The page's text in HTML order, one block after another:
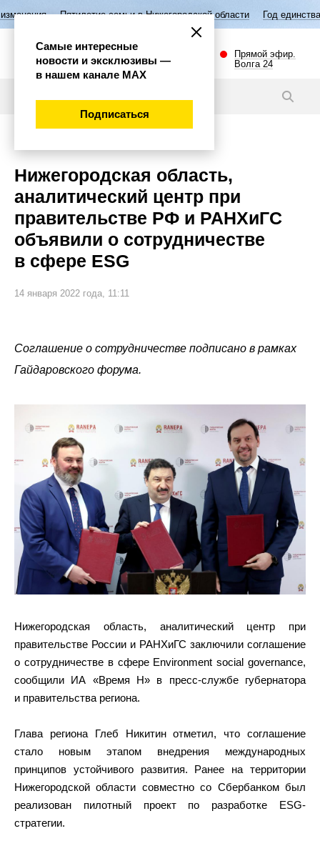
семьи в Нижегородской области Год единства народов
Прямой эфир.
Волга 24
Нижегородская область,
аналитический центр при
правительстве РФ и РАНХиГС
объявили о сотрудничестве
в сфере ESG
14 января 2022 года, 11:11
Соглашение о сотрудничестве подписано в рамках
Гайдаровского форума.
Нижегородская область, аналитический центр при
правительстве России и РАНХиГС заключили соглашение
о сотрудничестве в сфере Environment social governance,
сообщили ИА «Время Н» в пресс-службе губернатора
и правительства региона.
Глава региона Глеб Никитин отметил, что соглашение
стало новым этапом внедрения международных
принципов устойчивого развития. Ранее на территории
Нижегородской области совместно со Сбербанком был
реализован пилотный проект по разработке ESG-
стратегии.
Самые интересные
новости и эксклюзивы —
в нашем канале МАХ
Подписаться